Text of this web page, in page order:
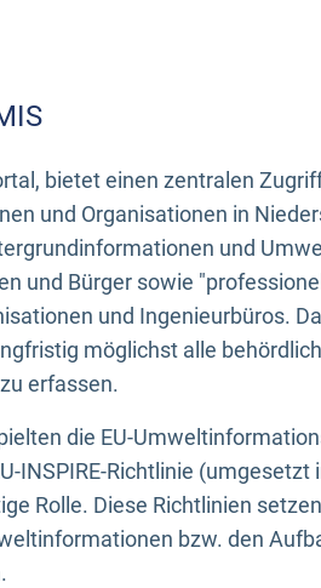
bietet einen zentralen
und Organisationen in
und
und Bürger sowie
und Ingenieurbüros.
möglichst alle
erfassen.
die EU-
INSPIRE-Richtlinie (umgesetzt
Rolle. Diese Richtlinien
bzw. den